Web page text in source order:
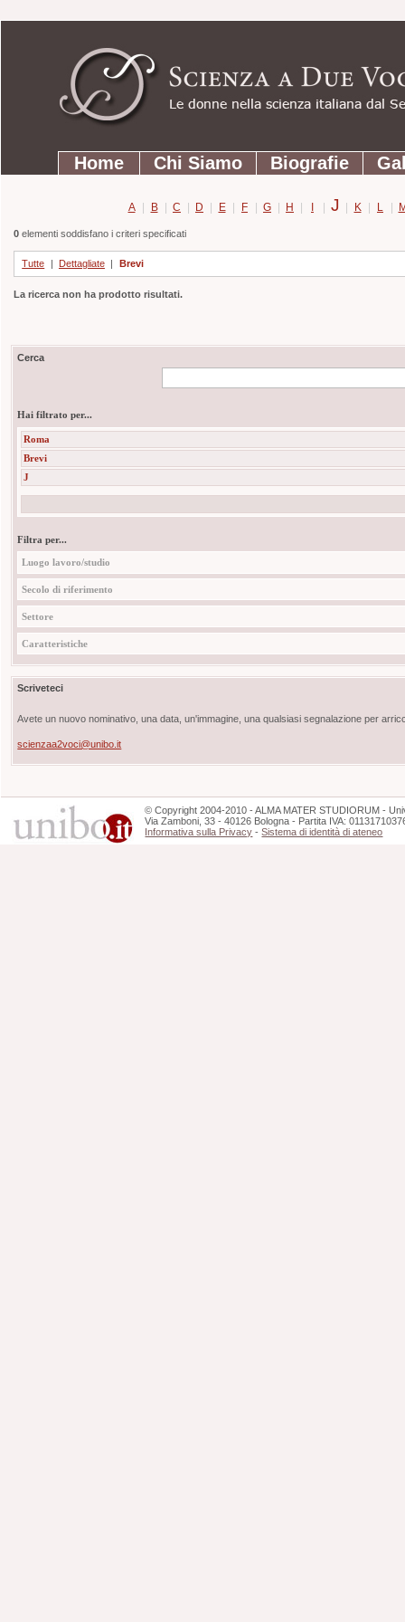
contenuti.
Strumenti
personali
SezioniHome Chi Siamo Biografie
A | B | C | D | E | F | G | H | I | J | K | L |
0elementi soddisfano i criteri specificati
Tutte | Dettagliate | Brevi
La ricerca non ha prodotto risultati.
Cerca
Hai filtrato per...
Roma
Brevi
J
Filtra per...
Luogo lavoro/studio
Secolo di riferimento
Settore
Caratteristiche
Scriveteci
Avete un nuovo nominativo, una data, un'immagine, una qualsiasi segnalazione per
scienzaa2voci@unibo.it
©Copyright 2004-2010 - ALMA MATER STUDIORUM -
Via Zamboni, 33 - 40126 Bologna - Partita IVA:
Informativa sulla Privacy -Sistema di identità di ateneo